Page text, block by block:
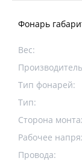
Фонарь
Вес:
Тип фонарей:
Тип:
Сторона
Рабочее
Провода: